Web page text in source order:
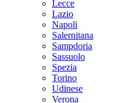
Lecce
Lazio
Napoli
Salernitana
Sampdoria
Sassuolo
Spezia
Torino
Udinese
Verona